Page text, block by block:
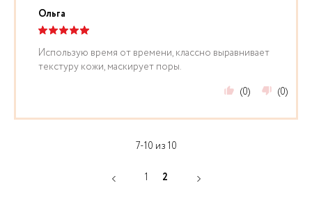
Ольга
Использую время от времени, классно выравнивает
текстуру кожи, маскирует поры.
(0)
(0)
7-10 из 10
1 2